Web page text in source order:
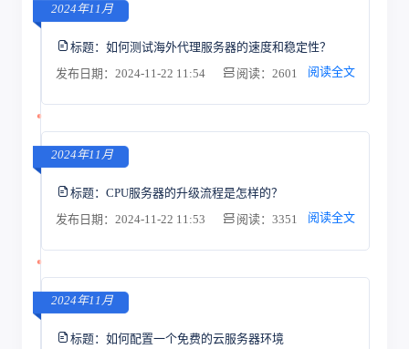
2024年11月
标题： 如何测试海外代理服务器的速度和稳定性？
发布日期：2024-11-22 11:54
阅读：2601 阅读全文
2024年11月
标题： CPU服务器的升级流程是怎样的？
发布日期：2024-11-22 11:53
阅读：3351 阅读全文
2024年11月
标题： 如何配置一个免费的云服务器环境